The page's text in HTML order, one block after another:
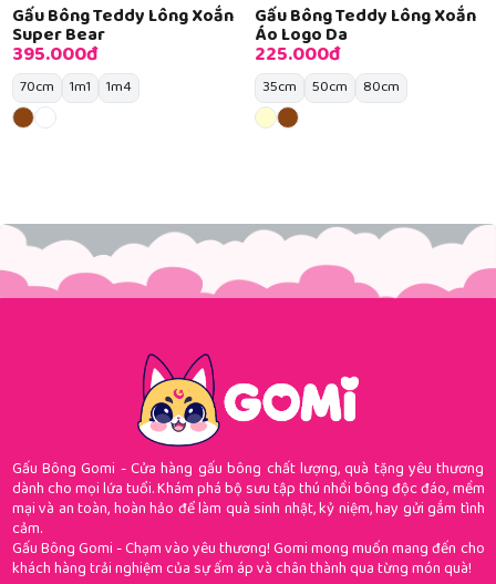
Gấu Bông Teddy Lông Xoắn
Super Bear
395.000đ
70cm 1m1 1m4
Gấu Bông Teddy Lông Xoắn
Áo Logo Da
225.000đ
35cm 50cm 80cm
Gấu Bông Gomi - Cửa hàng gấu bông chất lượng, quà tặng yêu thương
dành cho mọi lứa tuổi. Khám phá bộ sưu tập thú nhồi bông độc đáo, mềm
mại và an toàn, hoàn hảo để làm quà sinh nhật, kỷ niệm, hay gửi gắm tình
cảm.
Gấu Bông Gomi - Chạm vào yêu thương! Gomi mong muốn mang đến cho
khách hàng trải nghiệm của sự ấm áp và chân thành qua từng món quà!